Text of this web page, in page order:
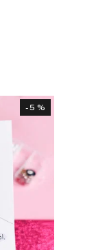
- 5 %